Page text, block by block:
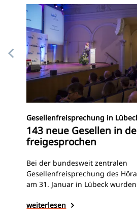
weiterlesen
Gesellenfreisprechung in
143 neue Gesellen in
freigesprochen
Bei der bundesweit zentralen
Gesellenfreisprechung des
am 31. Januar in Lübeck
bestandener Gesellenprüfung